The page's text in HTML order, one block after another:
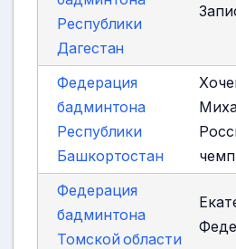
Республики
Дагестан
Федерация
бадминтона
Республики
Башкортостан
Федерация
бадминтона
Томской области